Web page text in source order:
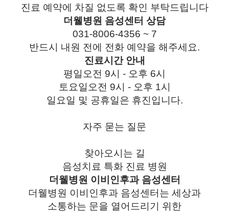
진료 예약에 차질 없도록 확인 부탁드립니다
더웰병원 음성센터 상담
031-8006-4356 ~ 7
반드시 내원 전에 전화 예약을 해주세요.
진료시간 안내
평일 오전 9시 - 오후 6시
토요일 오전 9시 - 오후 1시
일요일 및 공휴일은 휴진입니다.
자주 묻는 질문
찾아오시는 길
음성치료 특화 진료 병원
더웰병원 이비인후과 음성센터
더웰병원 이비인후과 음성센터는 세상과
소통하는 문을 열어드리기 위한